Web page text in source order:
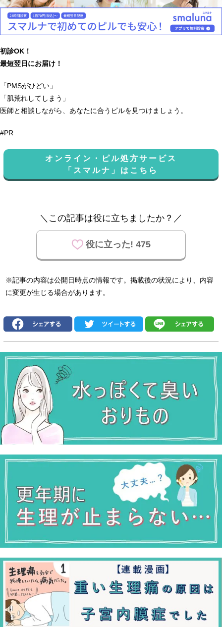
初診OK！
最短翌日にお届け！
「PMSがひどい」
「肌荒れしてしまう」
医師と相談しながら、あなたに合うピルを見つけましょう。
#PR
オンライン・ピル処方サービス
「スマルナ」はこちら
＼この記事は役に立ちましたか？／
役に立った! 475
※記事の内容は公開日時点の情報です。掲載後の状況により、内容
に変更が生じる場合があります。